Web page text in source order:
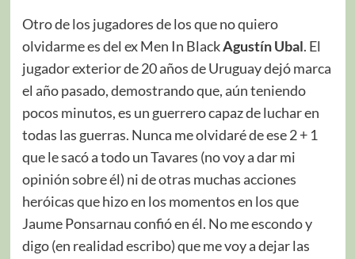
Otro de los jugadores de los que no quiero
olvidarme es del ex Men In BlackAgustín Ubal. El
jugador exterior de 20 años de Uruguay dejó marca
el año pasado, demostrando que, aún teniendo
pocos minutos, es un guerrero capaz de luchar en
todas las guerras. Nunca me olvidaré de ese 2 + 1
que le sacó a todo un Tavares (no voy a dar mi
opinión sobre él) ni de otras muchas acciones
heróicas que hizo en los momentos en los que
Jaume Ponsarnau confió en él. No me escondo y
digo (en realidad escribo) que me voy a dejar las